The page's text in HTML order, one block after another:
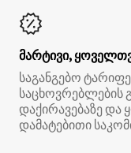
მარტივი,
საგანგებო
საცხოვრებლების
დაქირავებაზე
დამატებითი